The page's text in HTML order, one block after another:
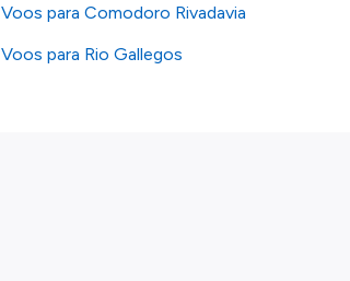
Voos para Comodoro Rivadavia
Voos para Rio Gallegos